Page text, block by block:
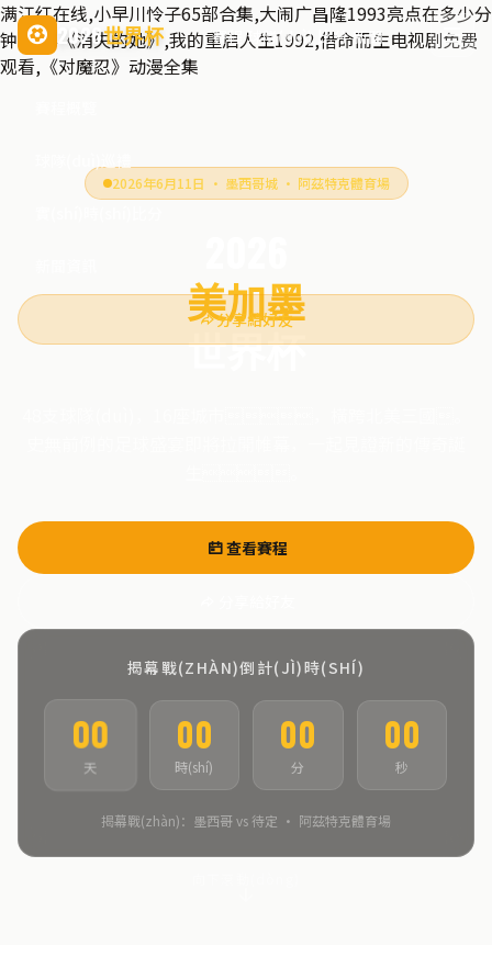
满江红在线,小早川怜子65部合集,大闹广昌隆1993亮点在多少分
钟,电影《消失的她》,我的重启人生1992,借命而生电视剧免费
观看,《对魔忍》动漫全集
2026世界杯 賽程 球隊(duì) 比分 新聞
分享給好友
2026年6月11日 · 墨西哥城 · 阿茲特克體育場
美加墨
世界杯
查看賽程
揭幕戰(ZHÀN)倒計(JÌ)時(SHÍ)
00
天
00
時(shí)
00
分
00
秒
揭幕戰(zhàn)：墨西哥 vs 待定 · 阿茲特克體育場